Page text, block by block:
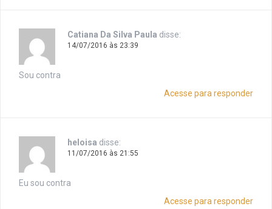
Catiana Da Silva Paula disse:
14/07/2016 às 23:39
Sou contra
Acesse para responder
heloisa disse:
11/07/2016 às 21:55
Eu sou contra
Acesse para responder